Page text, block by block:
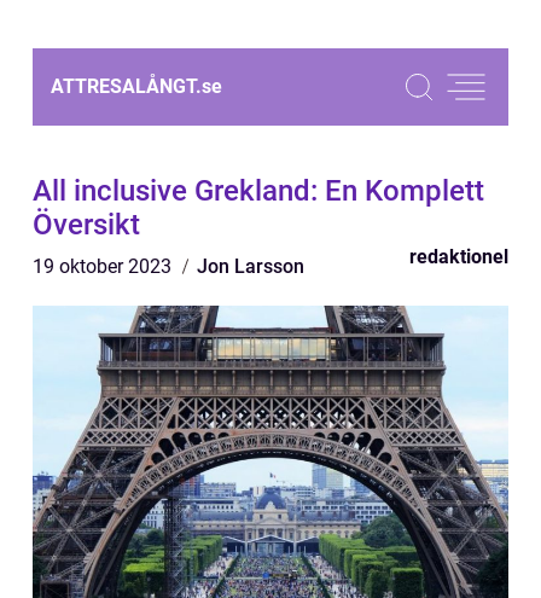
ATTRESALÅNGT.se
All inclusive Grekland: En Komplett
Översikt
19 oktober 2023 Jon Larsson redaktionel